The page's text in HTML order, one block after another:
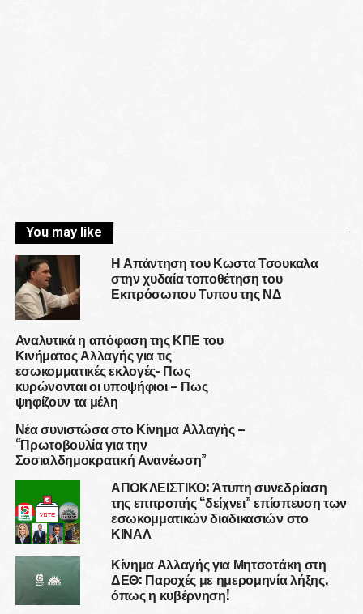
You may like
Η Απάντηση του Κωστα Τσουκαλα
στην χυδαία τοποθέτηση του
Εκπρόσωπου Τυπου της ΝΔ
Αναλυτικά η απόφαση της ΚΠΕ του
Κινήματος Αλλαγής για τις
εσωκομματικές εκλογές- Πως
κυρώνονται οι υποψήφιοι – Πως
ψηφίζουν τα μέλη
Νέα συνιστώσα στο Κίνημα Αλλαγής –
“Πρωτοβουλία για την
Σοσιαλδημοκρατική Ανανέωση”
ΑΠΟΚΛΕΙΣΤΙΚΟ: Άτυπη συνεδρίαση
της επιτροπής “δείχνει” επίσπευση των
εσωκομματικών διαδικασιών στο
ΚΙΝΑΛ
Κίνημα Αλλαγής για Μητσοτάκη στη
ΔΕΘ: Παροχές με ημερομηνία λήξης,
όπως η κυβέρνηση!